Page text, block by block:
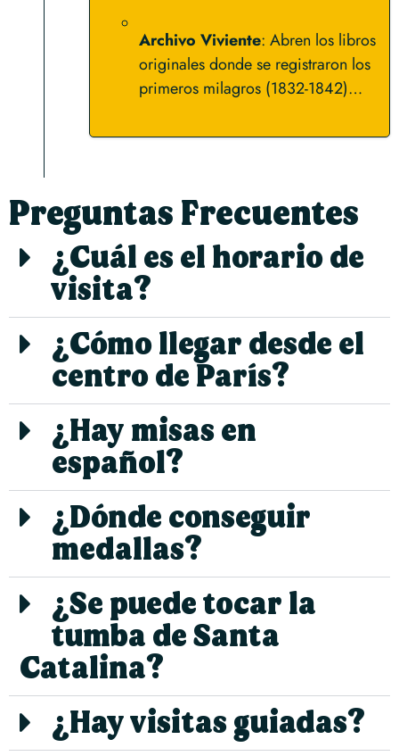
Archivo Viviente: Abren los libros
originales donde se registraron los
primeros milagros (1832-1842)…
Preguntas Frecuentes
¿Cuál es el horario de
visita?
¿Cómo llegar desde el
centro de París?
¿Hay misas en
español?
¿Dónde conseguir
medallas?
¿Se puede tocar la
tumba de Santa
Catalina?
¿Hay visitas guiadas?